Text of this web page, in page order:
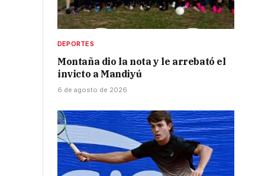
DEPORTES
Montaña dio la nota y le arrebató el
invicto a Mandiyú
6 de agosto de 2026